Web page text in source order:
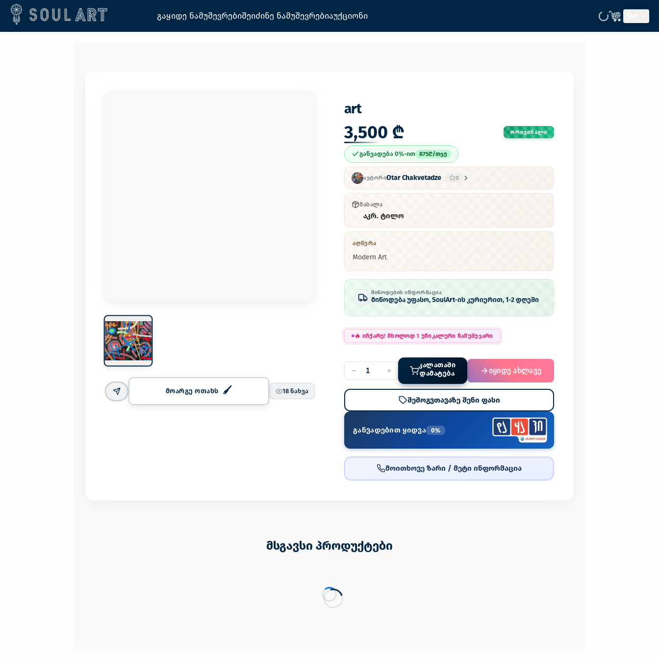
გაყიდე ნამუშევრებიშეიძინე ნამუშევრებიაუქციონი
მოარგე ოთახს 18 ნახვა
art
3,500 ₾ ᲝᲠᲘᲒᲘᲜᲐᲚᲘ
განვადება 0%-ით 875₾/თვე
ᲐᲕᲢᲝᲠᲘOtar Chakvetadze 0
ᲛᲐᲡᲐᲚᲐ
აკრ. ტილო
ᲐᲦᲬᲔᲠᲐ
Modern Art
ᲛᲘᲬᲝᲓᲔᲑᲘᲡ ᲘᲜᲤᲝᲠᲛᲐᲪᲘᲐ
მიწოდება უფასო, SoulArt-ის კურიერით, 1-2 დღეში
🔥 იჩქარე! მხოლოდ 1 უნიკალური ნამუშევარი
− +
ᲙᲐᲚᲐᲗᲐᲨᲘ
ᲓᲐᲛᲐᲢᲔᲑᲐ
იყიდე ახლავე
შემოგვთავაზე შენი ფასი
განვადებით ყიდვა 0%
მოითხოვე ზარი / მეტი ინფორმაცია
მსგავსი პროდუქტები